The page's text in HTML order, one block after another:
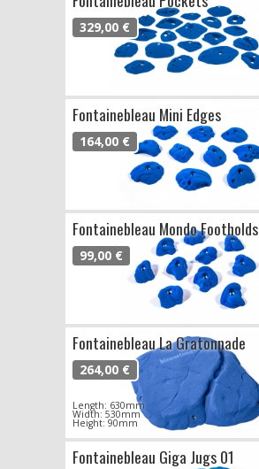
329,00 €
Fontainebleau Mini Edges
164,00 €
Fontainebleau Mondo Footholds
99,00 €
Fontainebleau La Gratonnade
264,00 €
Length: 630mm
Width: 530mm
Height: 90mm
Fontainebleau Giga Jugs 01